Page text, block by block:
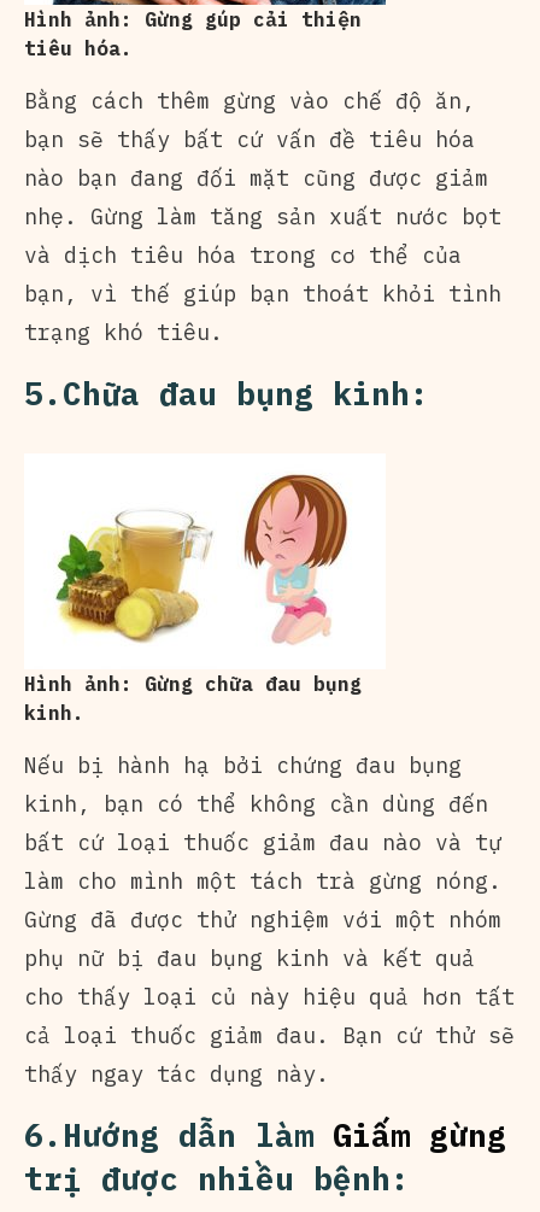
Hình ảnh: Gừng gúp cải thiện
tiêu hóa.
Bằng cách thêm gừng vào chế độ ăn,
bạn sẽ thấy bất cứ vấn đề tiêu hóa
nào bạn đang đối mặt cũng được giảm
nhẹ. Gừng làm tăng sản xuất nước bọt
và dịch tiêu hóa trong cơ thể của
bạn, vì thế giúp bạn thoát khỏi tình
trạng khó tiêu.
5.Chữa đau bụng kinh:
Hình ảnh: Gừng chữa đau bụng
kinh.
Nếu bị hành hạ bởi chứng đau bụng
kinh, bạn có thể không cần dùng đến
bất cứ loại thuốc giảm đau nào và tự
làm cho mình một tách trà gừng nóng.
Gừng đã được thử nghiệm với một nhóm
phụ nữ bị đau bụng kinh và kết quả
cho thấy loại củ này hiệu quả hơn tất
cả loại thuốc giảm đau. Bạn cứ thử sẽ
thấy ngay tác dụng này.
6.Hướng dẫn làm Giấm gừng
trị được nhiều bệnh: